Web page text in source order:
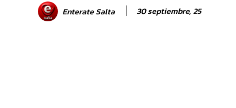
Enterate Salta 30 septiembre, 25